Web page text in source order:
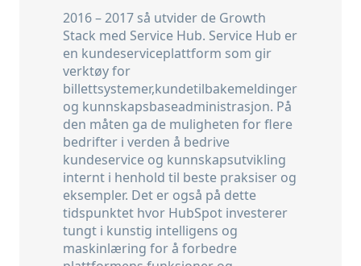
2016 – 2017 så utvider de Growth
Stack med Service Hub. Service Hub er
en kundeserviceplattform som gir
verktøy for
billettsystemer,kundetilbakemeldinger
og kunnskapsbaseadministrasjon. På
den måten ga de muligheten for flere
bedrifter i verden å bedrive
kundeservice og kunnskapsutvikling
internt i henhold til beste praksiser og
eksempler. Det er også på dette
tidspunktet hvor HubSpot investerer
tungt i kunstig intelligens og
maskinlæring for å forbedre